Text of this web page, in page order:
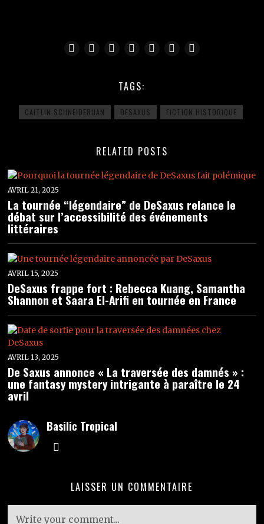
TAGS:
CAITLIN SCHNEIDERHAN DESAXUS FICTION HISTORIQUE
RELATED POSTS
AVRIL 21, 2025
La tournée “légendaire” de DeSaxus relance le
débat sur l’accessibilité des événements
littéraires
AVRIL 15, 2025
DeSaxus frappe fort : Rebecca Kuang, Samantha
Shannon et Saara El-Arifi en tournée en France
AVRIL 13, 2025
De Saxus annonce « La traversée des damnés » :
une fantasy mystery intrigante à paraître le 24
avril
Basilic Tropical
LAISSER UN COMMENTAIRE